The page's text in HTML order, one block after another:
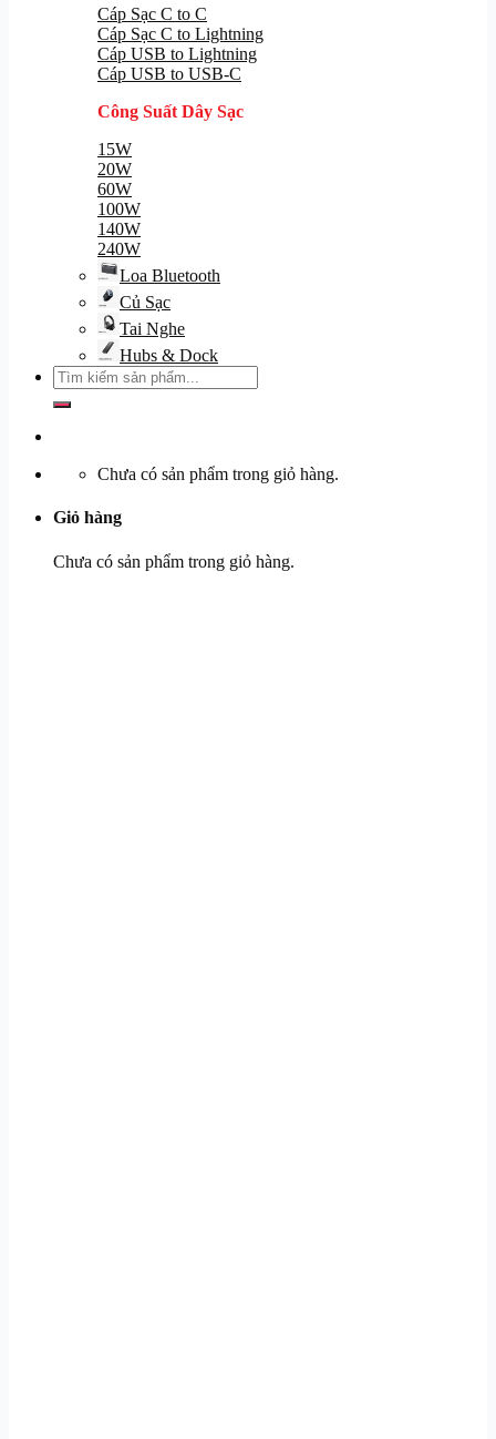
Cáp Sạc C to C
Cáp Sạc C to Lightning
Cáp USB to Lightning
Cáp USB to USB-C
Công Suất Dây Sạc
15W
20W
60W
100W
140W
240W
Loa Bluetooth
Củ Sạc
Tai Nghe
Hubs & Dock
Tìm
kiếm:
Chưa có sản phẩm trong giỏ hàng.
Giỏ hàng
Chưa có sản phẩm trong giỏ hàng.